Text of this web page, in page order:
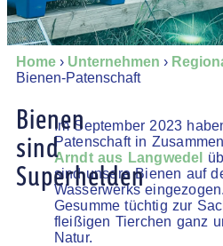
Home › Unternehmen ›
Bienen-Patenschaft
Bienen
sind
Superhelden
Im September 2023
Patenschaft in
Arndt aus Langwedel
sind unsere Bienen auf
Wasserwerks
Gesumme tüchtig zur
fleißigen Tierchen ganz
Natur.